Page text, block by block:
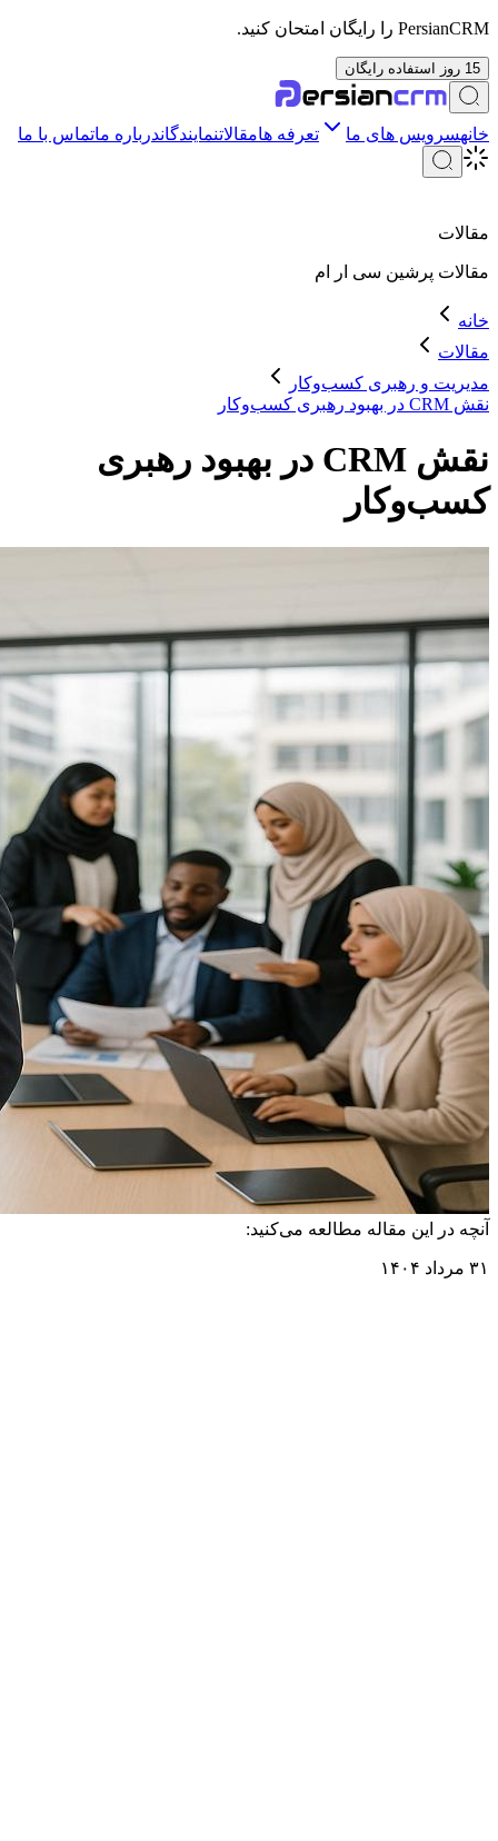
PersianCRM را رایگان امتحان کنید.
15 روز استفاده رایگان
خانهسرویس های ما تعرفه هامقالاتنمایندگاندرباره ماتماس با ما
مقالات
مقالات پرشین سی ار ام
خانه
مقالات
مدیریت و رهبری کسب‌وکار
نقش CRM در بهبود رهبری کسب‌وکار
نقش CRM در بهبود رهبری
کسب‌وکار
آنچه در این مقاله مطالعه می‌کنید:
۳۱ مرداد ۱۴۰۴